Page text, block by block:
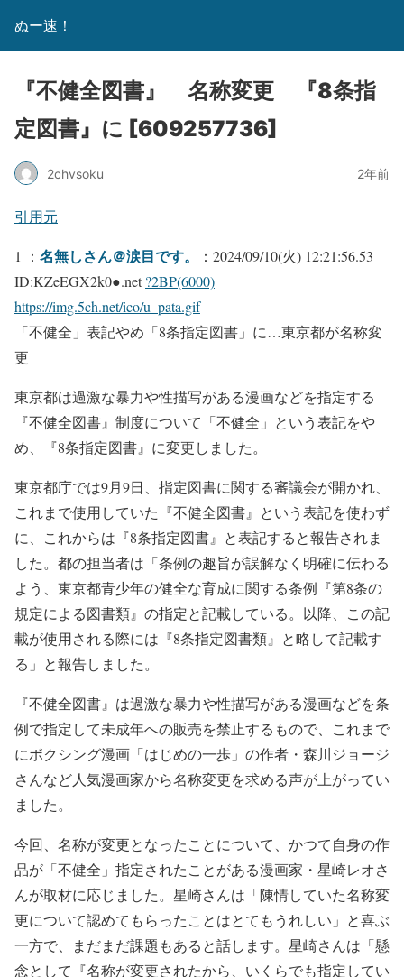
ぬー速！
『不健全図書』 名称変更 『8条指
定図書』に [609257736]
2chvsoku 2年前
引用元
1 ： 名無しさん＠涙目です。
：2024/09/10(火) 12:21:56.53
ID:KZeEGX2k0●.net?2BP(6000)
https://img.5ch.net/ico/u_pata.gif
「不健全」表記やめ「8条指定図書」に…東京都が名称変
更
東京都は過激な暴力や性描写がある漫画などを指定する
『不健全図書』制度について「不健全」という表記をや
め、『8条指定図書』に変更しました。
東京都庁では9月9日、指定図書に関する審議会が開かれ、
これまで使用していた『不健全図書』という表記を使わず
に、これからは『8条指定図書』と表記すると報告されま
した。都の担当者は「条例の趣旨が誤解なく明確に伝わる
よう、東京都青少年の健全な育成に関する条例『第8条の
規定による図書類』の指定と記載している。以降、この記
載が使用される際には『8条指定図書類』と略して記載す
る」と報告しました。
『不健全図書』は過激な暴力や性描写がある漫画などを条
例で指定して未成年への販売を禁止するもので、これまで
にボクシング漫画「はじめの一歩」の作者・森川ジョージ
さんなど人気漫画家から名称変更を求める声が上がってい
ました。
今回、名称が変更となったことについて、かつて自身の作
品が「不健全」指定されたことがある漫画家・星崎レオさ
んが取材に応じました。星崎さんは「陳情していた名称変
更について認めてもらったことはとてもうれしい」と喜ぶ
一方で、まだまだ課題もあると話します。星崎さんは「懸
念として『名称が変更されたから、いくらでも指定してい